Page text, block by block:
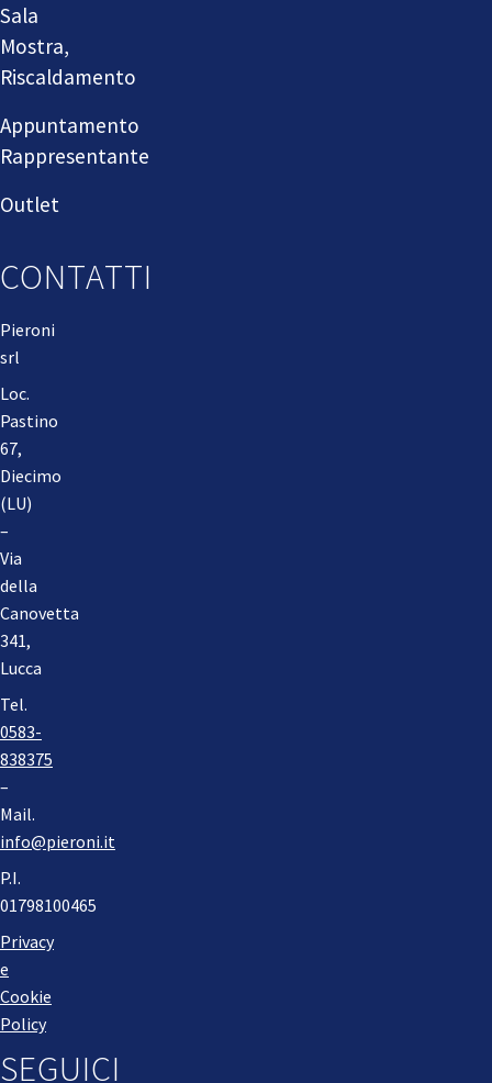
Sala
Mostra,
Riscaldamento
Appuntamento
Rappresentante
Outlet
CONTATTI
Pieroni
srl
Loc.
Pastino
67,
Diecimo
(LU)
–
Via
della
Canovetta
341,
Lucca
Tel.
0583-
838375
–
Mail.
info@pieroni.it
P.I.
01798100465
Privacy
e
Cookie
Policy
SEGUICI